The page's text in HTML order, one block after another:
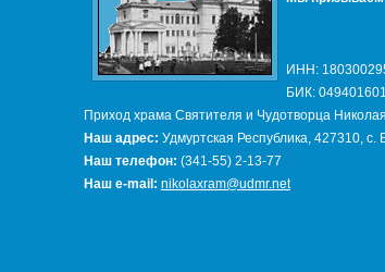
ИНН:
БИК:
Приход храма Святителя и Чудотворца
Наш адрес: Удмуртская Республика, 427310,
Наш телефон: (341-55) 2-13-77
Наш e-mail: nikolaxram@udmr.net